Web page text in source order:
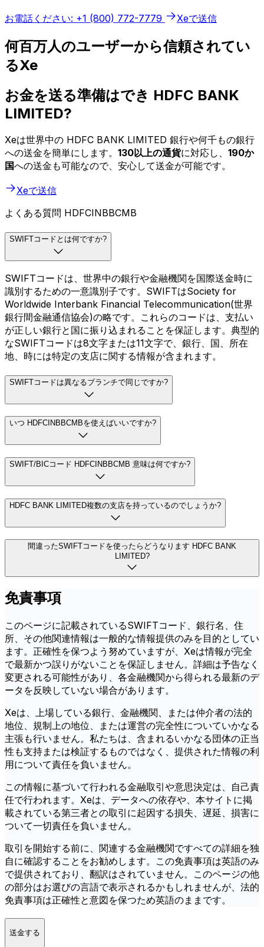
お電話ください: +1 (800) 772-7779 Xeで送信
何百万人のユーザーから信頼されてい
るXe
お金を送る準備はでき HDFC BANK
LIMITED?
Xeは世界中の HDFC BANK LIMITED 銀行や何千もの銀行
への送金を簡単にします。 130以上の通貨に対応し、 190か
国への送金も可能なので、安心して送金が可能です。
Xeで送信
よくある質問 HDFCINBBCMB
SWIFTコードとは何ですか?
SWIFTコードは、世界中の銀行や金融機関を国際送金時に
識別するための一意識別子です。SWIFTはSociety for
Worldwide Interbank Financial Telecommunication(世界
銀行間金融通信協会)の略です。これらのコードは、支払い
が正しい銀行と国に振り込まれることを保証します。典型的
なSWIFTコードは8文字または11文字で、銀行、国、所在
地、時には特定の支店に関する情報が含まれます。
SWIFTコードは異なるブランチで同じですか?
いつ HDFCINBBCMBを使えばいいですか?
SWIFT/BICコード HDFCINBBCMB 意味は何ですか?
HDFC BANK LIMITED複数の支店を持っているのでしょうか?
間違ったSWIFTコードを使ったらどうなります HDFC BANK
LIMITED?
免責事項
このページに記載されているSWIFTコード、銀行名、住
所、その他関連情報は一般的な情報提供のみを目的としてい
ます。正確性を保つよう努めていますが、Xeは情報が完全
で最新かつ誤りがないことを保証しません。詳細は予告なく
変更される可能性があり、各金融機関から得られる最新のデ
ータを反映していない場合があります。
Xeは、上場している銀行、金融機関、または仲介者の法的
地位、規制上の地位、または運営の完全性についていかなる
主張も行いません。私たちは、含まれるいかなる団体の正当
性も支持または検証するものではなく、提供された情報の利
用について責任を負いません。
この情報に基づいて行われる金融取引や意思決定は、自己責
任で行われます。Xeは、データへの依存や、本サイトに掲
載されている第三者との取引に起因する損失、遅延、損害に
ついて一切責任を負いません。
取引を開始する前に、関連する金融機関ですべての詳細を独
自に確認することをお勧めします。この免責事項は英語のみ
で提供されており、翻訳はされていません。このページの他
の部分はお選びの言語で表示されるかもしれませんが、法的
免責事項は正確性と意図を保つため英語のままです。
送金する